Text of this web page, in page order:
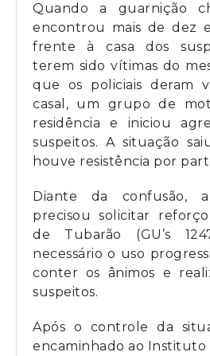
Quando a guarnição
encontrou mais de dez
frente à casa dos
terem sido vítimas do
que os policiais deram
casal, um grupo de
residência e iniciou
suspeitos. A situação
houve resistência por
Diante da confusão,
precisou solicitar
de Tubarão (GU’s
necessário o uso
conter os ânimos e
suspeitos.
Após o controle da
encaminhado ao Instituto